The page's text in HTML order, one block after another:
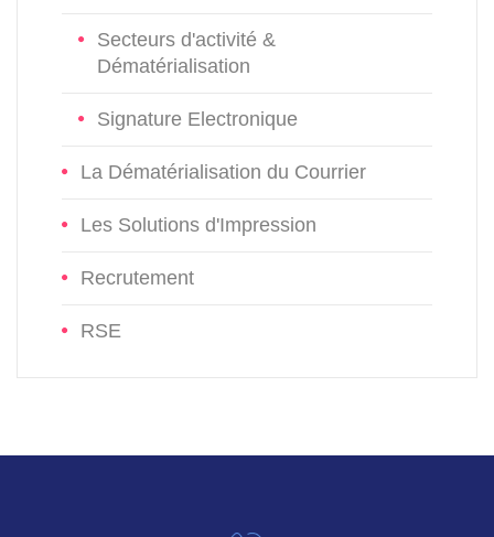
Secteurs d'activité &
Dématérialisation
Signature Electronique
La Dématérialisation du Courrier
Les Solutions d'Impression
Recrutement
RSE